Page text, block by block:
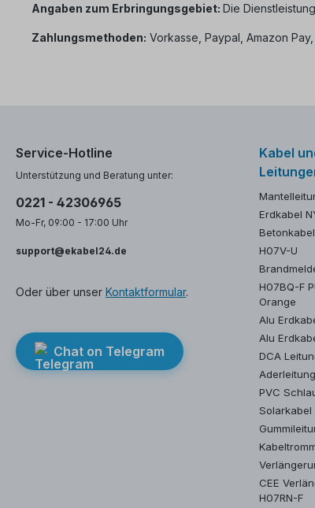
Angaben zum Erbringungsgebiet: Die
Zahlungsmethoden: Vorkasse, Paypal, Amazon
Service-Hotline
Unterstützung und Beratung unter:
0221 - 42306965
Mo-Fr, 09:00 - 17:00 Uhr
support@ekabel24.de
Oder über unser Kontaktformular.
Chat on Telegram
Kabel
Erdkabel
H07V-U
H07BQ-F
Orange
Alu
Alu
DCA
PVC
Solarkabel
CEE
H07RN-F